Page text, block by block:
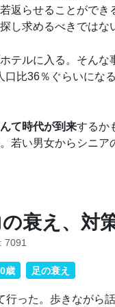
返らせることがで
し求めるべきではな
テルに入る。そん
比36％ぐらいにな
て時代が到来するか
若い男女からシニア
衰え、対
7091
歳 足の衰え
った。歩きながら